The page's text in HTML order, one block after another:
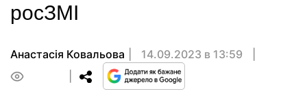
росЗМІ
Анастасія Ковальова
14.09.2023 в 13:59